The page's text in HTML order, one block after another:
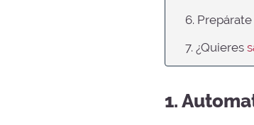
6.
7. ¿Quieres
1.